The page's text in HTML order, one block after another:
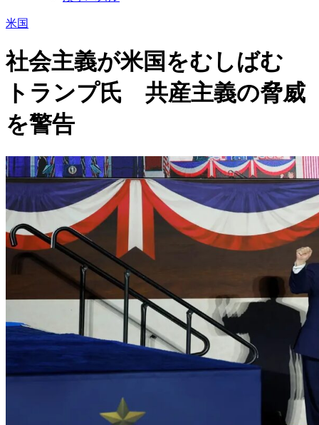
米国
社会主義が米国をむしばむ
トランプ氏 共産主義の脅威
を警告